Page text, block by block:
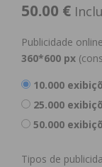
50.00 €
Publicidade
360*600 px
10.000
25.000
50.000
Tipos de